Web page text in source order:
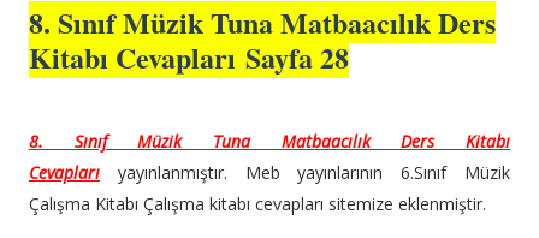
8. Sınıf Müzik Tuna Matbaacılık Ders
Kitabı Cevapları Sayfa 28
8. Sınıf Müzik Tuna Matbaacılık Ders Kitabı
Cevaplarıyayınlanmıştır. Meb yayınlarının 6.Sınıf Müzik
Çalışma Kitabı Çalışma kitabı cevapları sitemize eklenmiştir.